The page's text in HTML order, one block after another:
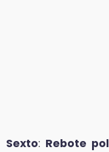
Sexto: Rebote